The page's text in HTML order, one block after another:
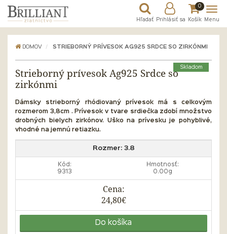
Hľadať Prihlásiť sa
0
Košík Menu
DOMOV STRIEBORNÝ PRÍVESOK AG925 SRDCE SO ZIRKÓNMI
Skladom
Strieborný prívesok Ag925 Srdce so
zirkónmi
Dámsky strieborný rhódiovaný prívesok má s celkovým
rozmerom 3,8cm . Prívesok v tvare srdiečka zdobí množstvo
drobných bielych zirkónov. Uško na prívesku je pohyblivé,
vhodné na jemnú retiazku.
Rozmer: 3.8
Kód:
9313
Hmotnosť:
0.00g
Cena:
24,80€
Do košíka